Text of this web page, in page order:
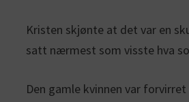
Kristen skjønte at det var en
satt nærmest som visste hva
Den gamle kvinnen var